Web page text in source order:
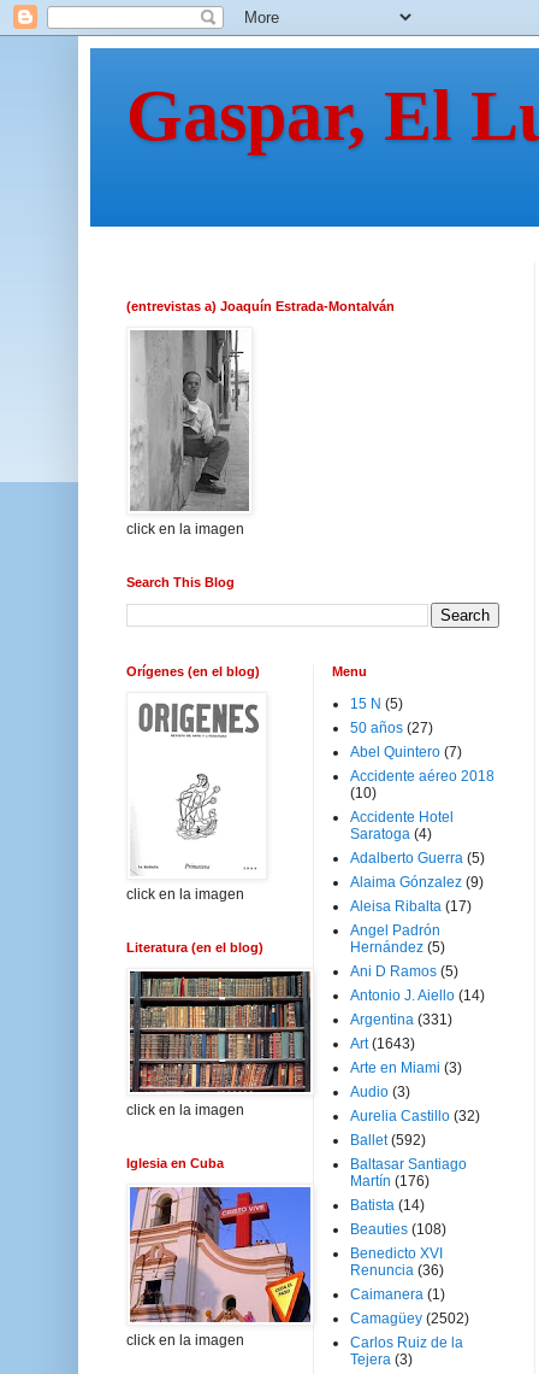
Gaspar, El
(entrevistas a) Joaquín Estrada-Montalván
click en la imagen
Search This Blog
Orígenes (en el blog)
click en la imagen
Literatura (en el blog)
click en la imagen
Iglesia en Cuba
click en la imagen
Menu
15 N (5)
50 años (27)
Abel Quintero (7)
Accidente aéreo 2018
(10)
Accidente Hotel
Saratoga (4)
Adalberto Guerra (5)
Alaima Gónzalez (9)
Aleisa Ribalta (17)
Angel Padrón
Hernández (5)
Ani D Ramos (5)
Antonio J. Aiello (14)
Argentina (331)
Art (1643)
Arte en Miami (3)
Audio (3)
Aurelia Castillo (32)
Ballet (592)
Baltasar Santiago
Martín (176)
Batista (14)
Beauties (108)
Benedicto XVI
Renuncia (36)
Caimanera (1)
Camagüey (2502)
Carlos Ruiz de la
Tejera (3)